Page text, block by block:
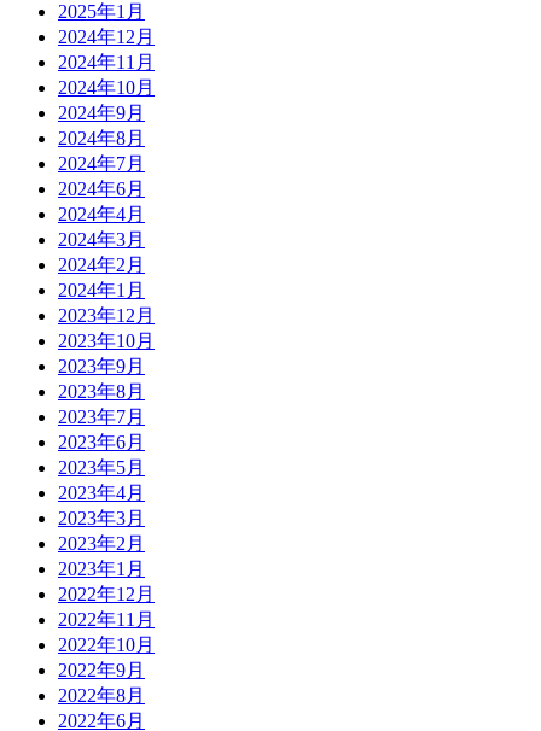
2025年1月
2024年12月
2024年11月
2024年10月
2024年9月
2024年8月
2024年7月
2024年6月
2024年4月
2024年3月
2024年2月
2024年1月
2023年12月
2023年10月
2023年9月
2023年8月
2023年7月
2023年6月
2023年5月
2023年4月
2023年3月
2023年2月
2023年1月
2022年12月
2022年11月
2022年10月
2022年9月
2022年8月
2022年6月